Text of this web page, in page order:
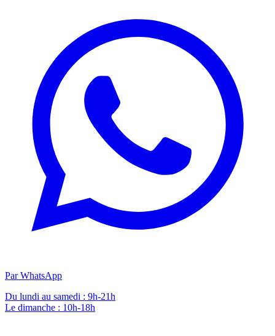
Par WhatsApp
Du lundi au samedi : 9h-21h
Le dimanche : 10h-18h